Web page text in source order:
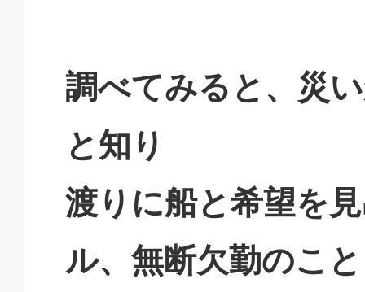
調べてみると、災
と知り
渡りに船と希望を
ル、無断欠勤のこ